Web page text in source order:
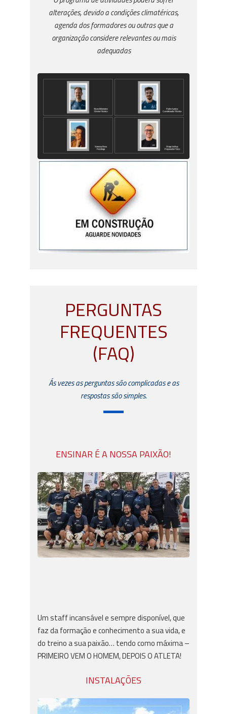
alterações, devido a condições climatéricas,
agenda dos formadores ou outras que a
organização considere relevantes ou mais
adequadas
PERGUNTAS
FREQUENTES
(FAQ)
Ás vezes as perguntas são complicadas e as
respostas são simples.
ENSINAR É A NOSSA PAIXÃO!
Um staff incansável e sempre disponível, que
faz da formação e conhecimento a sua vida, e
do treino a sua paixão… tendo como máxima –
PRIMEIRO VEM O HOMEM, DEPOIS O ATLETA!
INSTALAÇÕES